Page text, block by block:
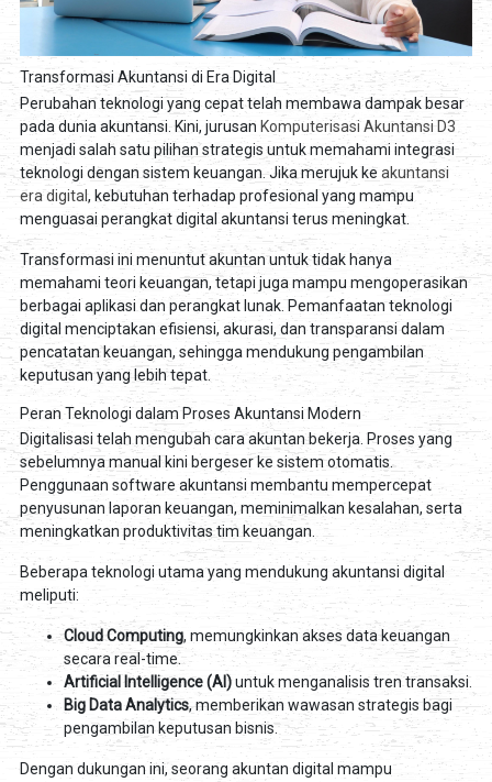
Transformasi Akuntansi di Era Digital
Perubahan teknologi yang cepat telah membawa dampak besar
pada dunia akuntansi. Kini, jurusan Komputerisasi Akuntansi D3
menjadi salah satu pilihan strategis untuk memahami integrasi
teknologi dengan sistem keuangan. Jika merujuk ke akuntansi
era digital , kebutuhan terhadap profesional yang mampu
menguasai perangkat digital akuntansi terus meningkat.
Transformasi ini menuntut akuntan untuk tidak hanya
memahami teori keuangan, tetapi juga mampu mengoperasikan
berbagai aplikasi dan perangkat lunak. Pemanfaatan teknologi
digital menciptakan efisiensi, akurasi, dan transparansi dalam
pencatatan keuangan, sehingga mendukung pengambilan
keputusan yang lebih tepat.
Peran Teknologi dalam Proses Akuntansi Modern
Digitalisasi telah mengubah cara akuntan bekerja. Proses yang
sebelumnya manual kini bergeser ke sistem otomatis.
Penggunaan software akuntansi membantu mempercepat
penyusunan laporan keuangan, meminimalkan kesalahan, serta
meningkatkan produktivitas tim keuangan.
Beberapa teknologi utama yang mendukung akuntansi digital
meliputi:
Cloud Computing, memungkinkan akses data keuangan
secara real-time.
Artificial Intelligence (AI)untuk menganalisis tren transaksi.
Big Data Analytics, memberikan wawasan strategis bagi
pengambilan keputusan bisnis.
Dengan dukungan ini, seorang akuntan digital mampu